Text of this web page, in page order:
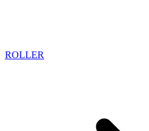
ROLLER